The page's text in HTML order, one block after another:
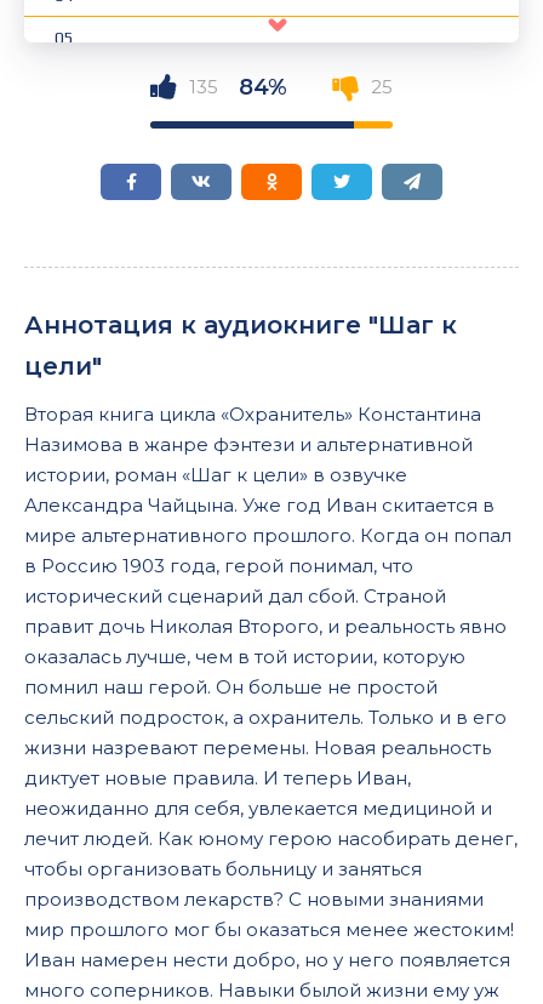
05
12
13
14
16
17
18
19
135 84% 25
Аннотация к аудиокниге "Шаг к
цели"
Вторая книга цикла «Охранитель» Константина
Назимова в жанре фэнтези и альтернативной
истории, роман «Шаг к цели» в озвучке
Александра Чайцына. Уже год Иван скитается в
мире альтернативного прошлого. Когда он попал
в Россию 1903 года, герой понимал, что
исторический сценарий дал сбой. Страной
правит дочь Николая Второго, и реальность явно
оказалась лучше, чем в той истории, которую
помнил наш герой. Он больше не простой
сельский подросток, а охранитель. Только и в его
жизни назревают перемены. Новая реальность
диктует новые правила. И теперь Иван,
неожиданно для себя, увлекается медициной и
лечит людей. Как юному герою насобирать денег,
чтобы организовать больницу и заняться
производством лекарств? С новыми знаниями
мир прошлого мог бы оказаться менее жестоким!
Иван намерен нести добро, но у него появляется
много соперников. Навыки былой жизни ему уж